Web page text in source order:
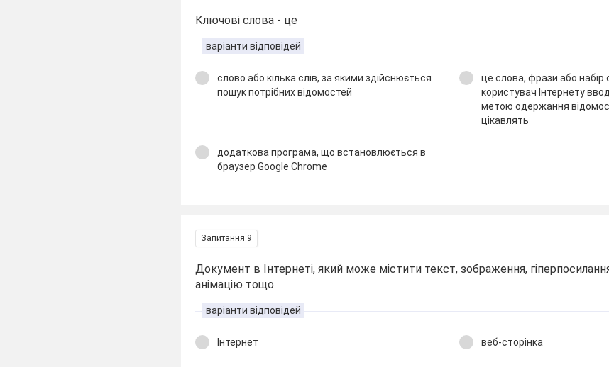
Ключові слова - це
варіанти відповідей
слово або кілька слів, за якими здійснюється
пошук потрібних відомостей
це слова, фрази або набір
користувач Інтернету
метою одержання
цікавлять
додаткова програма, що встановлюється в
браузер Google Chrome
Запитання 9
Документ в Інтернеті, який може містити текст, зображення,
анімацію тощо
варіанти відповідей
Інтернет веб-сторінка